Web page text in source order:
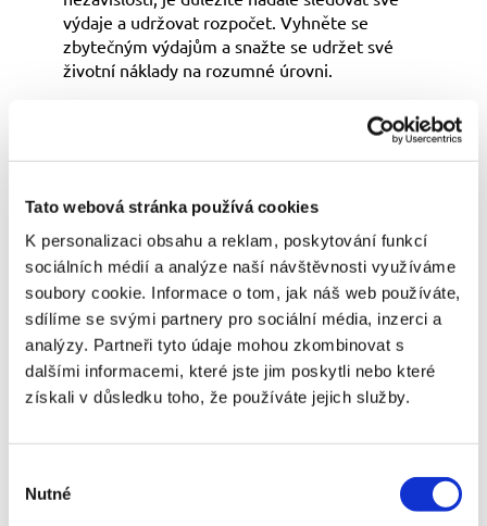
Tato webová stránka používá cookies
K personalizaci obsahu a reklam, poskytování funkcí
sociálních médií a analýze naší návštěvnosti využíváme
soubory cookie. Informace o tom, jak náš web používáte,
sdílíme se svými partnery pro sociální média, inzerci a
analýzy. Partneři tyto údaje mohou zkombinovat s
dalšími informacemi, které jste jim poskytli nebo které
získali v důsledku toho, že používáte jejich služby.
souhlasu
Nutné
výdaje a udržovat rozpočet. Vyhněte se
zbytečným výdajům a snažte se udržet své
životní náklady na rozumné úrovni.
výnosů z vašich investic vám může pomoci
zvýšit váš pasivní příjem a zlepšit vaši
získané výnosy, zvyšujete svůj potenciál pro
budoucí zisky.
Plánujte na důchod Finanční nezávislost
často zahrnuje i plánování na důchod. Zvažte,
jaké budou vaše výdaje v důchodu, a podle
toho plánujte své úspory. Využívejte všechny
dostupné důchodové plány a programy, které
vám mohou pomoci zvýšit vaše úspory na
Investice do akcií Investice do akcií mohou